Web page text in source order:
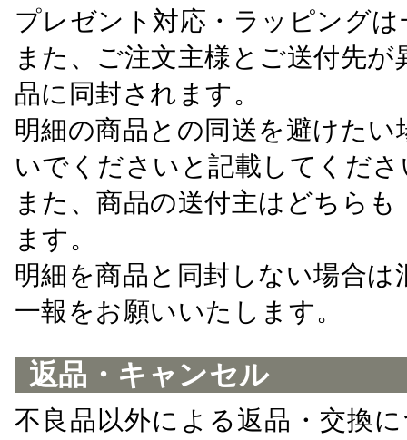
プレゼント対応・ラッピング
また、ご注文主様とご送付先
品に同封されます。
明細の商品との同送を避けた
いでくださいと記載してくださ
また、商品の送付主はどちら
ます。
明細を商品と同封しない場合
一報をお願いいたします。
返品・キャンセル
不良品以外による返品・交換